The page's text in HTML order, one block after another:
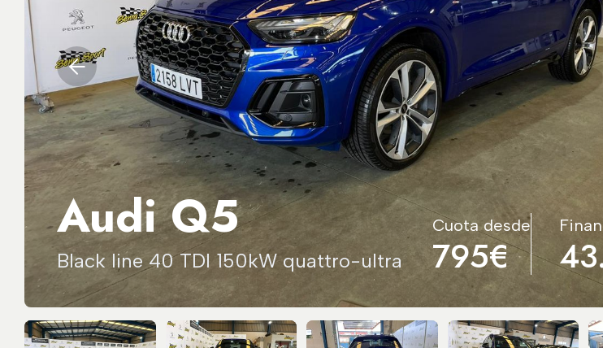
Audi Q5
Black line 40 TDI 150kW quattro-ultra
Cuota desde
795€